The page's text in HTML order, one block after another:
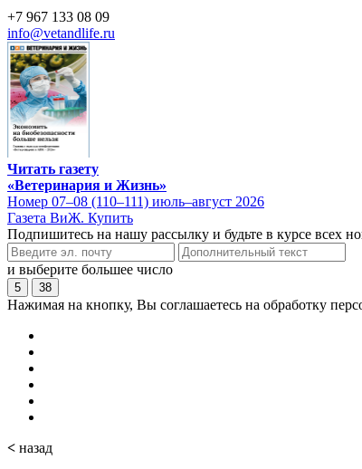
+7 967 133 08 09
info@vetandlife.ru
Читать газету
«Ветеринария и Жизнь»
Номер 07–08 (110–111) июль–август 2026
Газета ВиЖ. Купить
Подпишитесь на нашу рассылку и будьте в курсе всех
и выберите большее число
5 38
Нажимая на кнопку, Вы соглашаетесь на обработку
< назад